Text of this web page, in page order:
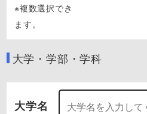
※複数選択でき
ます。
大学・学部・学科
大学名